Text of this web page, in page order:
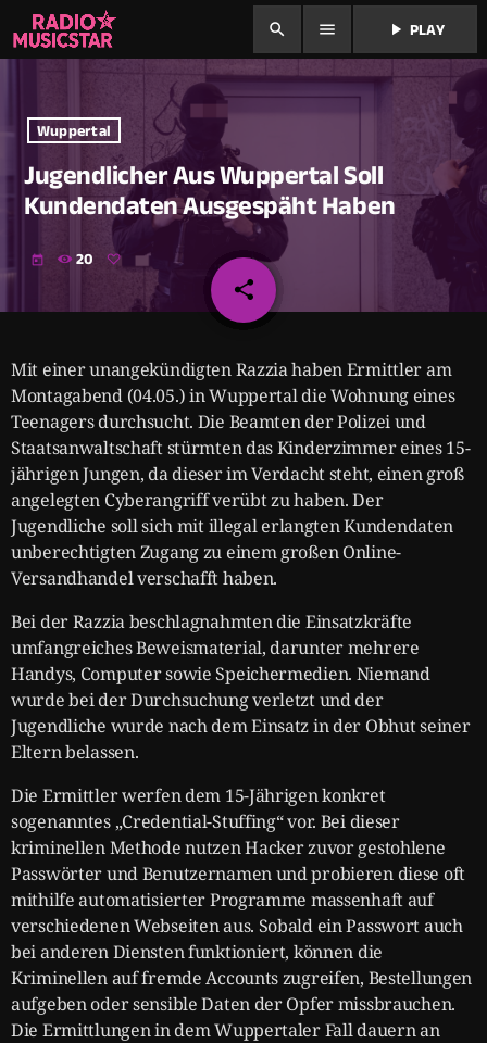
search menu play_arrow PLAY
Wuppertal
Jugendlicher Aus Wuppertal Soll
Kundendaten Ausgespäht Haben
today 20
share
email
Mit einer unangekündigten Razzia haben Ermittler am
Montagabend (04.05.) in Wuppertal die Wohnung eines
Teenagers durchsucht. Die Beamten der Polizei und
Staatsanwaltschaft stürmten das Kinderzimmer eines 15-
jährigen Jungen, da dieser im Verdacht steht, einen groß
angelegten Cyberangriff verübt zu haben. Der
Jugendliche soll sich mit illegal erlangten Kundendaten
unberechtigten Zugang zu einem großen Online-
Versandhandel verschafft haben.
Bei der Razzia beschlagnahmten die Einsatzkräfte
umfangreiches Beweismaterial, darunter mehrere
Handys, Computer sowie Speichermedien. Niemand
wurde bei der Durchsuchung verletzt und der
Jugendliche wurde nach dem Einsatz in der Obhut seiner
Eltern belassen.
Die Ermittler werfen dem 15-Jährigen konkret
sogenanntes „Credential-Stuffing“ vor. Bei dieser
kriminellen Methode nutzen Hacker zuvor gestohlene
Passwörter und Benutzernamen und probieren diese oft
mithilfe automatisierter Programme massenhaft auf
verschiedenen Webseiten aus. Sobald ein Passwort auch
bei anderen Diensten funktioniert, können die
Kriminellen auf fremde Accounts zugreifen, Bestellungen
aufgeben oder sensible Daten der Opfer missbrauchen.
Die Ermittlungen in dem Wuppertaler Fall dauern an